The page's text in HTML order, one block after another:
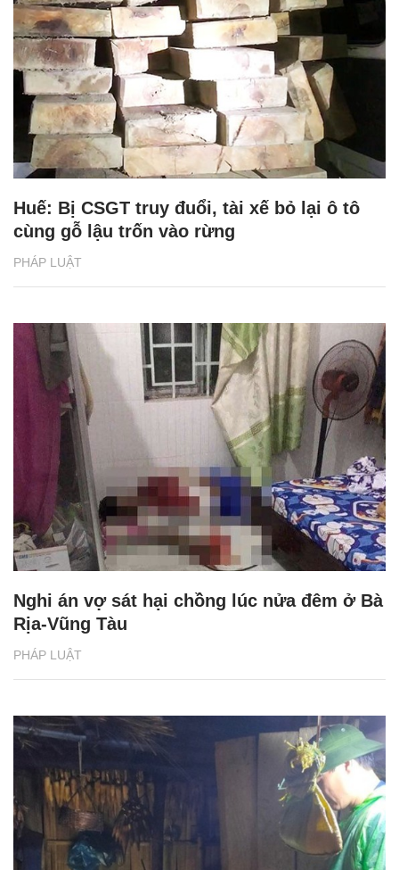
PHÁP LUẬT
Huế: Bị CSGT truy đuổi, tài xế bỏ lại ô tô
cùng gỗ lậu trốn vào rừng
PHÁP LUẬT
Nghi án vợ sát hại chồng lúc nửa đêm ở Bà
Rịa-Vũng Tàu